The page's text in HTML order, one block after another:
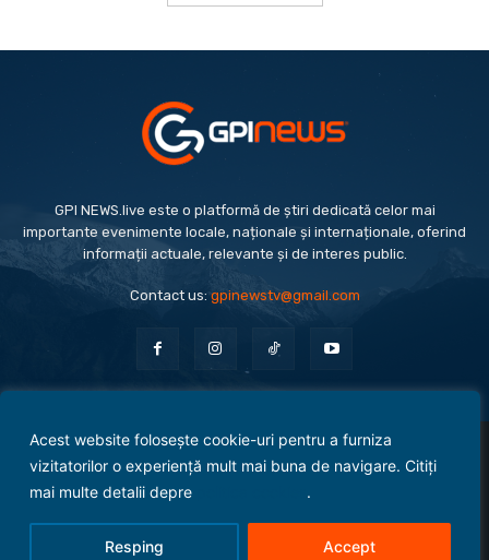
Acest website folosește cookie-uri pentru a furniza
vizitatorilor o experiență mult mai buna de navigare. Citiți
mai multe detalii depre
.
Resping Accept
GPI NEWS.live este o platformă de știri dedicată celor mai
importante evenimente locale, naționale și internaționale, oferind
informații actuale, relevante și de interes public.
Contact us:gpinewstv@gmail.com
Evenimente Politică Economie Social
Sport
Cultură
Antreprenoriat
Administrație Publică